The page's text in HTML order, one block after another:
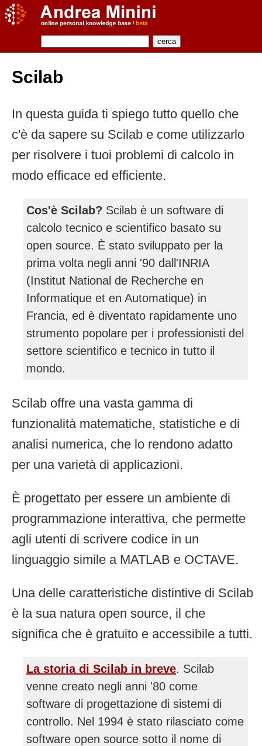
Scilab
In questa guida ti spiego tutto quello che
c'è da sapere su Scilab e come utilizzarlo
per risolvere i tuoi problemi di calcolo in
modo efficace ed efficiente.
Cos'è Scilab? Scilab è un software di
calcolo tecnico e scientifico basato su
open source. È stato sviluppato per la
prima volta negli anni '90 dall'INRIA
(Institut National de Recherche en
Informatique et en Automatique) in
Francia, ed è diventato rapidamente uno
strumento popolare per i professionisti del
settore scientifico e tecnico in tutto il
mondo.
Scilab offre una vasta gamma di
funzionalità matematiche, statistiche e di
analisi numerica, che lo rendono adatto
per una varietà di applicazioni.
È progettato per essere un ambiente di
programmazione interattiva, che permette
agli utenti di scrivere codice in un
linguaggio simile a MATLAB e OCTAVE.
Una delle caratteristiche distintive di Scilab
è la sua natura open source, il che
significa che è gratuito e accessibile a tutti.
La storia di Scilab in breve. Scilab
venne creato negli anni '80 come
software di progettazione di sistemi di
controllo. Nel 1994 è stato rilasciato come
software open source sotto il nome di